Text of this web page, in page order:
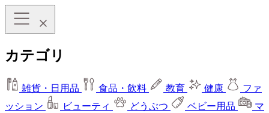
カテゴリ
雑貨・日用品 食品・飲料 教育 健康
ファ
ッション
ビューティ どうぶつ ベビー用品
マ